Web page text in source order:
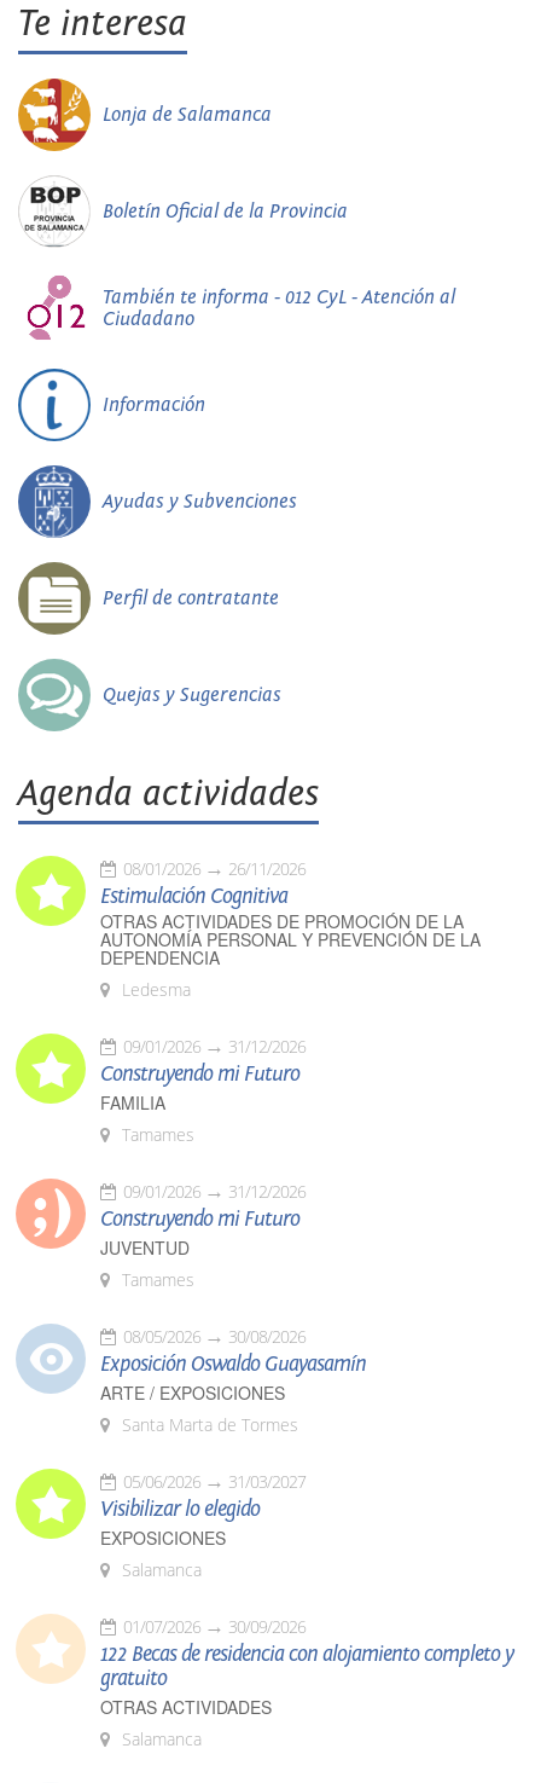
Te interesa
Lonja de Salamanca
Boletín Oficial de la Provincia
También te informa - 012 CyL - Atención al
Ciudadano
Información
Ayudas y Subvenciones
Perfil de contratante
Quejas y Sugerencias
Agenda actividades
08/01/2026 26/11/2026
Estimulación Cognitiva
OTRAS ACTIVIDADES DE PROMOCIÓN DE LA
AUTONOMÍA PERSONAL Y PREVENCIÓN DE LA
DEPENDENCIA
Ledesma
09/01/2026 31/12/2026
Construyendo mi Futuro
FAMILIA
Tamames
09/01/2026 31/12/2026
Construyendo mi Futuro
JUVENTUD
Tamames
08/05/2026 30/08/2026
Exposición Oswaldo Guayasamín
ARTE / EXPOSICIONES
Santa Marta de Tormes
05/06/2026 31/03/2027
Visibilizar lo elegido
EXPOSICIONES
Salamanca
01/07/2026 30/09/2026
122 Becas de residencia con alojamiento completo y
gratuito
OTRAS ACTIVIDADES
Salamanca